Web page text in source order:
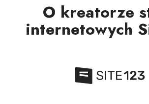
O kreatorze
internetowych